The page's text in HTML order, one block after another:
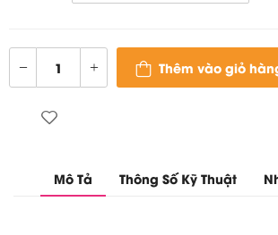
Thêm vào giỏ
Mô Tả Thông Số Kỹ Thuật